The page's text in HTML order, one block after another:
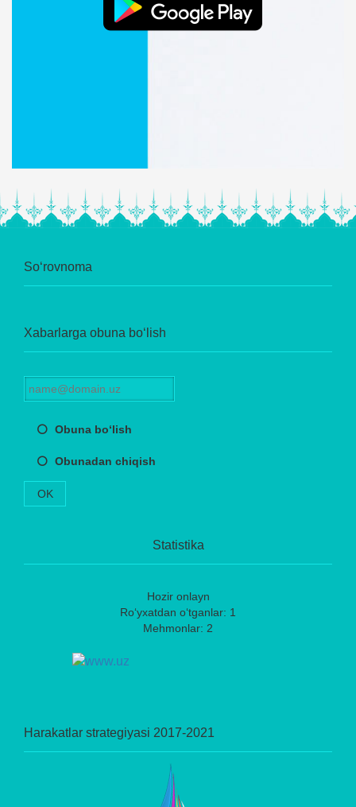
So‘rovnoma
Xabarlarga obuna bo‘lish
Obuna bo‘lish
Obunadan chiqish
OK
Statistika
Hozir onlayn
Ro‘yxatdan o‘tganlar: 1
Mehmonlar: 2
Harakatlar strategiyasi 2017-2021